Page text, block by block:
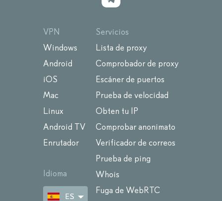
VPN
Windows
Android
iOS
Mac
Linux
Android TV
Enrutador
Idioma
ES
Servicios
Lista de proxy
Comprobador de proxy
Escáner de puertos
Prueba de velocidad
Obten tu IP
Comprobar anonimato
Verificador de correos
Prueba de ping
Whois
Fuga de WebRTC